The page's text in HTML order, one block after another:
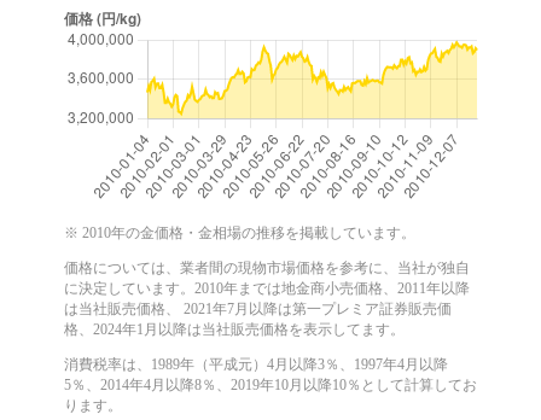
※ 2010年の金価格・金相場の推移を掲載しています。
価格については、業者間の現物市場価格を参考に、当社が独自
に決定しています。2010年までは地金商小売価格、2011年以降
は当社販売価格、 2021年7月以降は第一プレミア証券販売価
格、2024年1月以降は当社販売価格を表示してます。
消費税率は、1989年（平成元）4月以降3％、1997年4月以降
5％、2014年4月以降8％、2019年10月以降10％として計算してお
ります。